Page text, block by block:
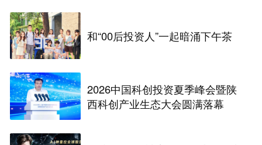
和“00后投资人”一起暗涌下午茶
2026中国科创投资夏季峰会暨陕
西科创产业生态大会圆满落幕